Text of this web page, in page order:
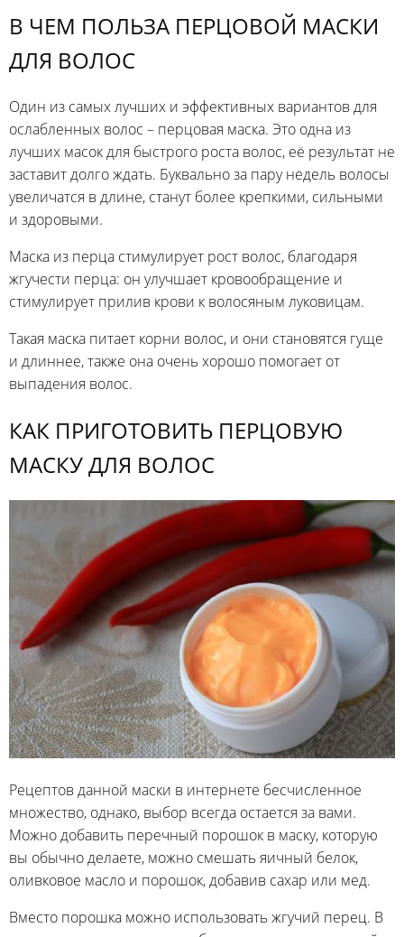
В ЧЕМ ПОЛЬЗА ПЕРЦОВОЙ МАСКИ
ДЛЯ ВОЛОС
Один из самых лучших и эффективных вариантов для
ослабленных волос – перцовая маска. Это одна из
лучших масок для быстрого роста волос, её результат не
заставит долго ждать. Буквально за пару недель волосы
увеличатся в длине, станут более крепкими, сильными
и здоровыми.
Маска из перца стимулирует рост волос, благодаря
жгучести перца: он улучшает кровообращение и
стимулирует прилив крови к волосяным луковицам.
Такая маска питает корни волос, и они становятся гуще
и длиннее, также она очень хорошо помогает от
выпадения волос.
КАК ПРИГОТОВИТЬ ПЕРЦОВУЮ
МАСКУ ДЛЯ ВОЛОС
Рецептов данной маски в интернете бесчисленное
множество, однако, выбор всегда остается за вами.
Можно добавить перечный порошок в маску, которую
вы обычно делаете, можно смешать яичный белок,
оливковое масло и порошок, добавив сахар или мед.
Вместо порошка можно использовать жгучий перец. В